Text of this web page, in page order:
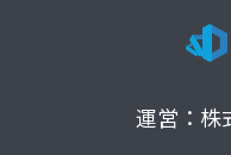
運営：株